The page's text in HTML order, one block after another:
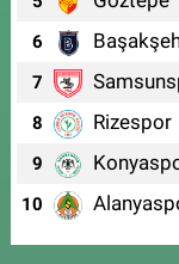
6
7
8 Rizespor
9
10